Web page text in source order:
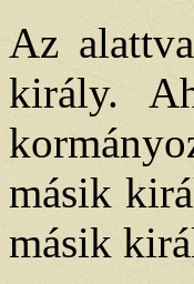
Az
király.
másik
másik